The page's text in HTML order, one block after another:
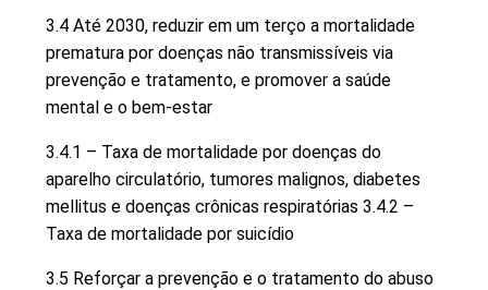
3.4 Até 2030, reduzir em um terço a mortalidade
prematura por doenças não transmissíveis via
prevenção e tratamento, e promover a saúde
mental e o bem-estar
3.4.1 – Taxa de mortalidade por doenças do
aparelho circulatório, tumores malignos, diabetes
mellitus e doenças crônicas respiratórias 3.4.2 –
Taxa de mortalidade por suicídio
3.5 Reforçar a prevenção e o tratamento do abuso